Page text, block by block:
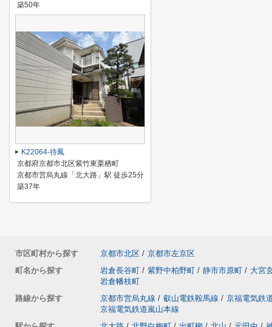
築50年
K22064-待鳳
京都府京都市北区紫竹東栗栖町
京都市営烏丸線「北大路」駅 徒歩25分
築37年
市区町村から探す 京都市北区 / 京都市左京区
町名から探す
岩倉長谷町 / 紫野中柏野町 / 静市市原町 / 大宮
岩倉幡枝町
路線から探す
京都市営烏丸線 / 叡山電鉄鞍馬線 / 京福電気鉄
京福電気鉄道嵐山本線